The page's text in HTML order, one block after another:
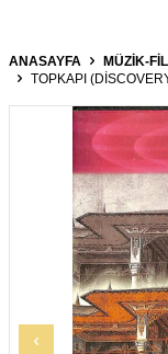
ANASAYFA MÜZİK-
TOPKAPI